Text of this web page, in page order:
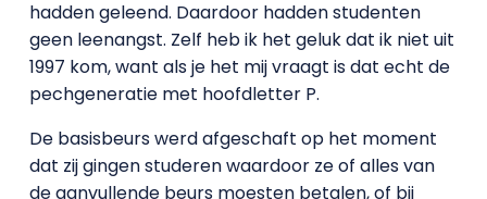
hadden geleend. Daardoor hadden studenten
geen leenangst. Zelf heb ik het geluk dat ik niet uit
1997 kom, want als je het mij vraagt is dat echt de
pechgeneratie met hoofdletter P.
De basisbeurs werd afgeschaft op het moment
dat zij gingen studeren waardoor ze of alles van
de aanvullende beurs moesten betalen, of bij